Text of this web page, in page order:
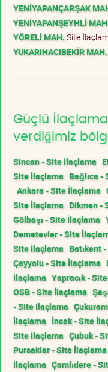
YENİYAPANÇARŞAK
YENİYAPANŞEYHLİ
YÖRELİ MAH. Site
YUKARIHACIBEKİR MAH.
Güçlü
verdiğimiz
Sincan - Site İlaçlama
Site İlaçlama Bağlıca -
Ankara - Site İlaçlama
Site İlaçlama Dikmen -
Gölbaşı - Site İlaçlama
Demetevler - Site
Site İlaçlama Batıkent
Çayyolu - Site İlaçlama
İlaçlama Yapracık -
OSB - Site İlaçlama
- Site İlaçlama
İlaçlama İncek - Site
Site İlaçlama Çubuk -
Pursaklar - Site İlaçlama
İlaçlama Çamlıdere -